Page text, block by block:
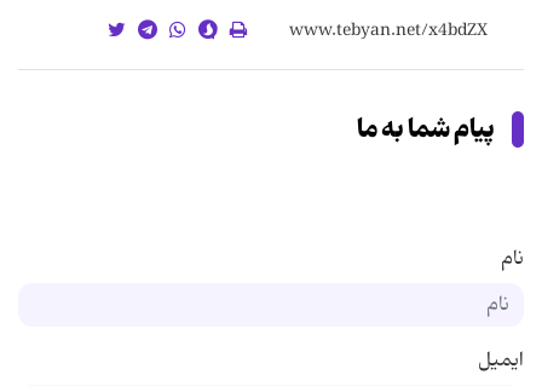
پیام شما به ما
نام
ایمیل